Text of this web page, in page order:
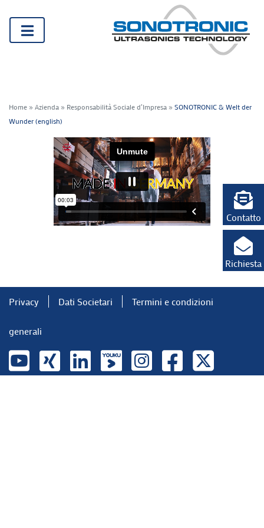
Contatto
Richiesta
Home » Azienda » Responsabilità Sociale d’Impresa » SONOTRONIC & Welt der
Wunder (english)
Privacy Dati Societari Termini e condizioni
generali